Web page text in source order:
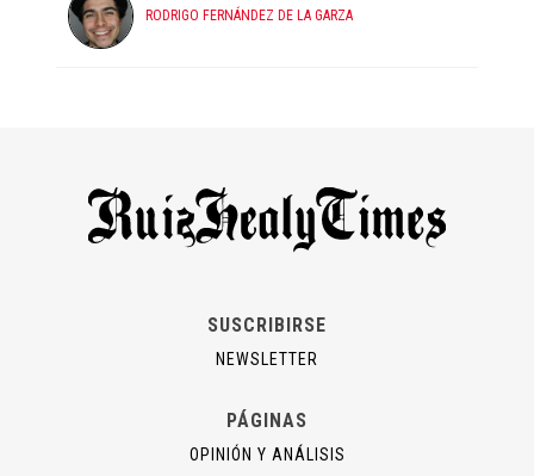
RODRIGO FERNÁNDEZ DE LA GARZA
SUSCRIBIRSE
NEWSLETTER
PÁGINAS
OPINIÓN Y ANÁLISIS